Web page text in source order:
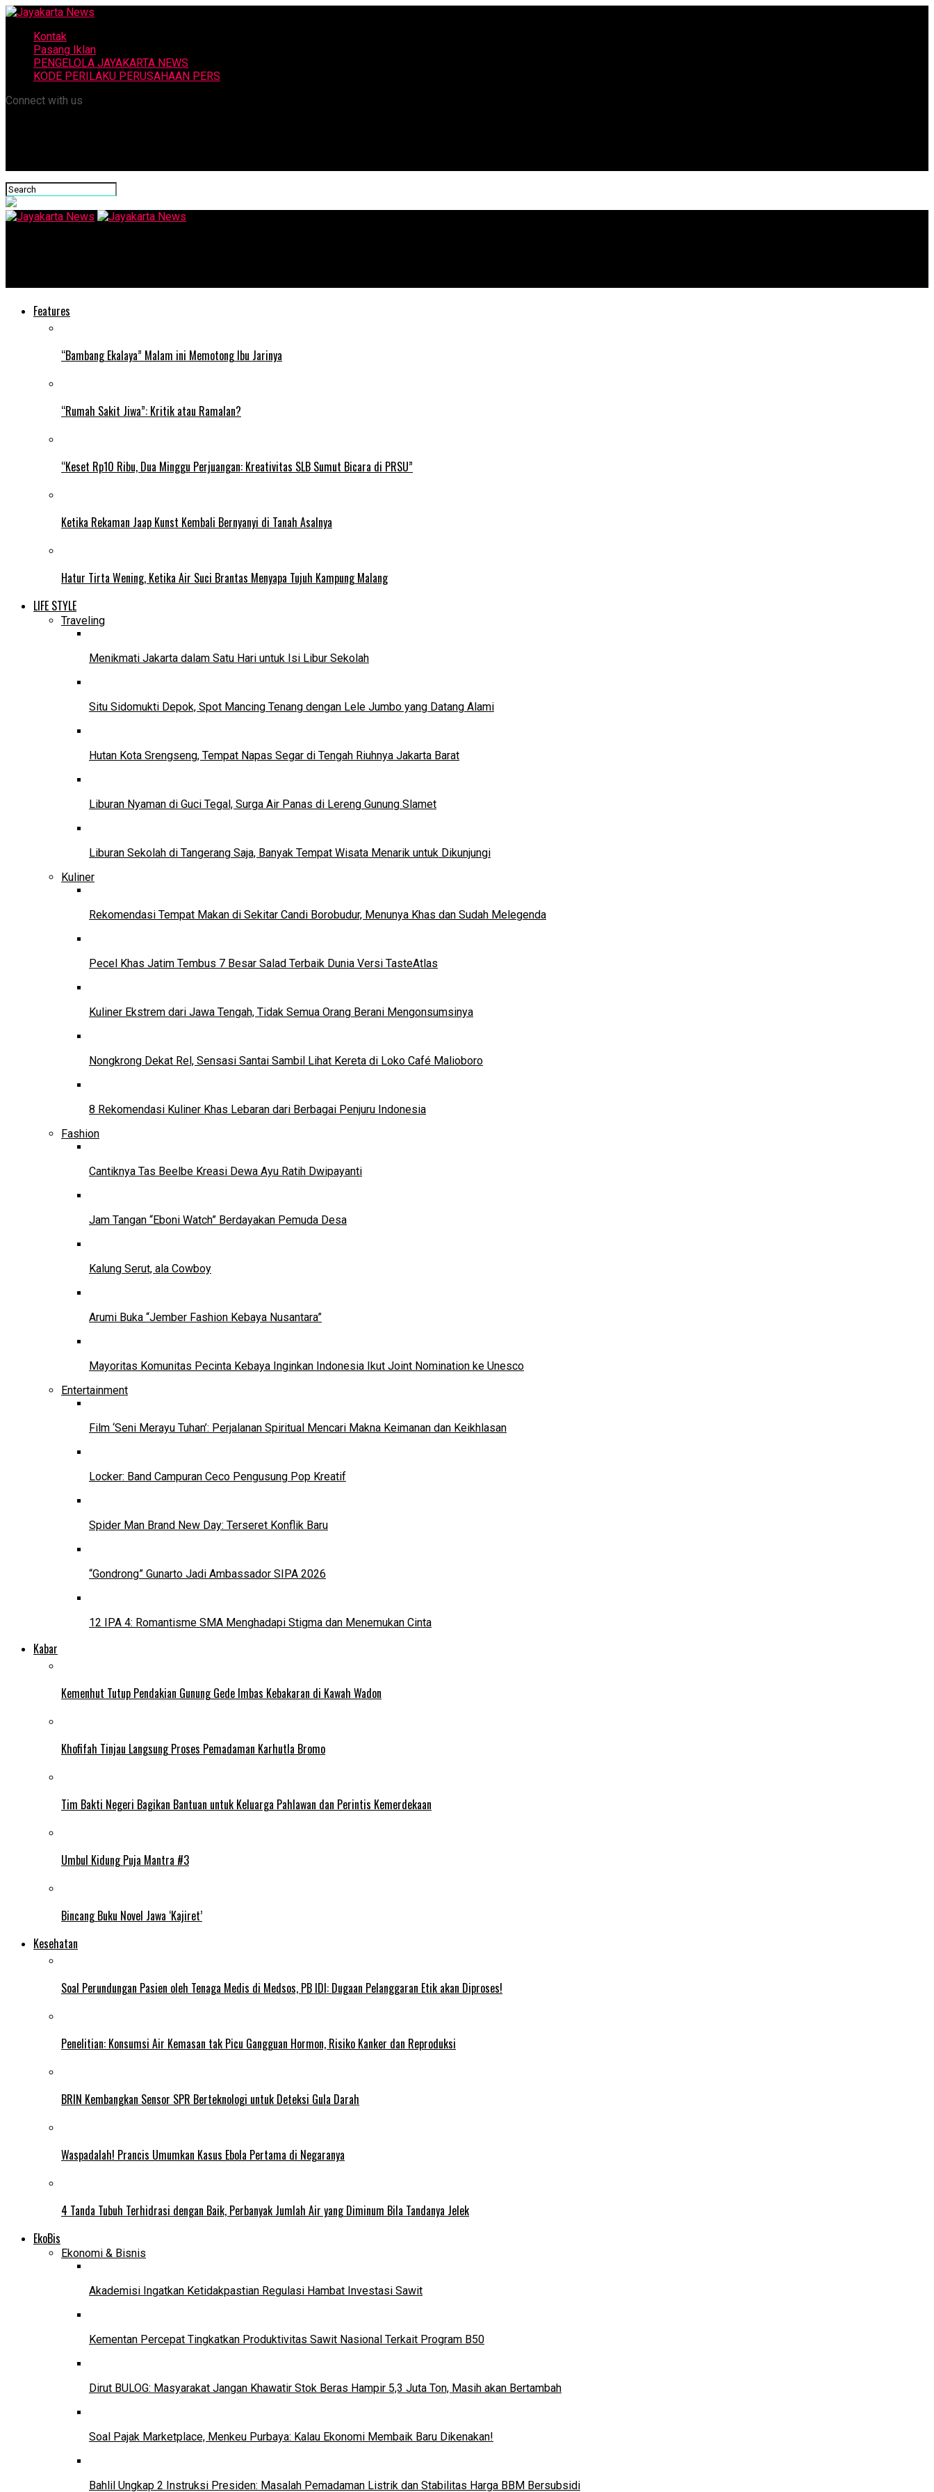
Kontak
Pasang Iklan
PENGELOLA JAYAKARTA NEWS
KODE PERILAKU PERUSAHAAN PERS
Connect with us
Features
“Bambang Ekalaya” Malam ini Memotong Ibu Jarinya
“Rumah Sakit Jiwa”: Kritik atau Ramalan?
“Keset Rp10 Ribu, Dua Minggu Perjuangan: Kreativitas SLB Sumut Bicara di PRSU”
Ketika Rekaman Jaap Kunst Kembali Bernyanyi di Tanah Asalnya
Hatur Tirta Wening, Ketika Air Suci Brantas Menyapa Tujuh Kampung Malang
LIFE STYLE
Traveling
Menikmati Jakarta dalam Satu Hari untuk Isi Libur Sekolah
Situ Sidomukti Depok, Spot Mancing Tenang dengan Lele Jumbo yang Datang Alami
Hutan Kota Srengseng, Tempat Napas Segar di Tengah Riuhnya Jakarta Barat
Liburan Nyaman di Guci Tegal, Surga Air Panas di Lereng Gunung Slamet
Liburan Sekolah di Tangerang Saja, Banyak Tempat Wisata Menarik untuk Dikunjungi
Kuliner
Rekomendasi Tempat Makan di Sekitar Candi Borobudur, Menunya Khas dan Sudah Melegenda
Pecel Khas Jatim Tembus 7 Besar Salad Terbaik Dunia Versi TasteAtlas
Kuliner Ekstrem dari Jawa Tengah, Tidak Semua Orang Berani Mengonsumsinya
Nongkrong Dekat Rel, Sensasi Santai Sambil Lihat Kereta di Loko Café Malioboro
8 Rekomendasi Kuliner Khas Lebaran dari Berbagai Penjuru Indonesia
Fashion
Cantiknya Tas Beelbe Kreasi Dewa Ayu Ratih Dwipayanti
Jam Tangan “Eboni Watch” Berdayakan Pemuda Desa
Kalung Serut, ala Cowboy
Arumi Buka “Jember Fashion Kebaya Nusantara”
Mayoritas Komunitas Pecinta Kebaya Inginkan Indonesia Ikut Joint Nomination ke Unesco
Entertainment
Film ‘Seni Merayu Tuhan’: Perjalanan Spiritual Mencari Makna Keimanan dan Keikhlasan
Locker: Band Campuran Ceco Pengusung Pop Kreatif
Spider Man Brand New Day: Terseret Konflik Baru
“Gondrong” Gunarto Jadi Ambassador SIPA 2026
12 IPA 4: Romantisme SMA Menghadapi Stigma dan Menemukan Cinta
Kabar
Kemenhut Tutup Pendakian Gunung Gede Imbas Kebakaran di Kawah Wadon
Khofifah Tinjau Langsung Proses Pemadaman Karhutla Bromo
Tim Bakti Negeri Bagikan Bantuan untuk Keluarga Pahlawan dan Perintis Kemerdekaan
Umbul Kidung Puja Mantra #3
Bincang Buku Novel Jawa ‘Kajiret’
Kesehatan
Soal Perundungan Pasien oleh Tenaga Medis di Medsos, PB IDI: Dugaan Pelanggaran Etik akan Diproses!
Penelitian: Konsumsi Air Kemasan tak Picu Gangguan Hormon, Risiko Kanker dan Reproduksi
BRIN Kembangkan Sensor SPR Berteknologi untuk Deteksi Gula Darah
Waspadalah! Prancis Umumkan Kasus Ebola Pertama di Negaranya
4 Tanda Tubuh Terhidrasi dengan Baik, Perbanyak Jumlah Air yang Diminum Bila Tandanya Jelek
EkoBis
Ekonomi & Bisnis
Akademisi Ingatkan Ketidakpastian Regulasi Hambat Investasi Sawit
Kementan Percepat Tingkatkan Produktivitas Sawit Nasional Terkait Program B50
Dirut BULOG: Masyarakat Jangan Khawatir Stok Beras Hampir 5,3 Juta Ton, Masih akan Bertambah
Soal Pajak Marketplace, Menkeu Purbaya: Kalau Ekonomi Membaik Baru Dikenakan!
Bahlil Ungkap 2 Instruksi Presiden: Masalah Pemadaman Listrik dan Stabilitas Harga BBM Bersubsidi